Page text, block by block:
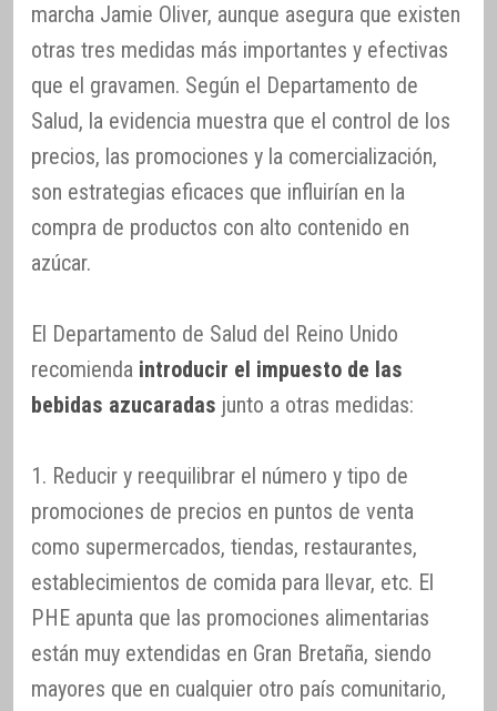
marcha Jamie Oliver, aunque asegura que existen
otras tres medidas más importantes y efectivas
que el gravamen. Según el Departamento de
Salud, la evidencia muestra que el control de los
precios, las promociones y la comercialización,
son estrategias eficaces que influirían en la
compra de productos con alto contenido en
azúcar.
El Departamento de Salud del Reino Unido
recomienda introducir el impuesto de las
bebidas azucaradas junto a otras medidas:
1. Reducir y reequilibrar el número y tipo de
promociones de precios en puntos de venta
como supermercados, tiendas, restaurantes,
establecimientos de comida para llevar, etc. El
PHE apunta que las promociones alimentarias
están muy extendidas en Gran Bretaña, siendo
mayores que en cualquier otro país comunitario,